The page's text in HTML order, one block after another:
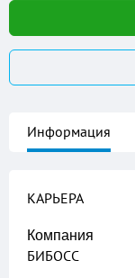
Информация
КАРЬЕРА
Компания
БИБОСС